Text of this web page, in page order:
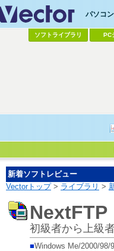
パソコ
ソフトライブラリ PC
新着ソフトレビュー
Vectorトップ> ライブラリ >
NextFTP
初級者から上級
■Windows Me/2000/